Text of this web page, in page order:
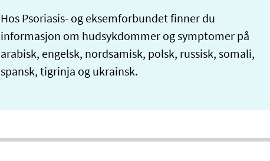
Hos Psoriasis- og eksemforbundet finner du
informasjon om hudsykdommer og symptomer på
arabisk, engelsk, nordsamisk, polsk, russisk, somali,
spansk, tigrinja og ukrainsk.